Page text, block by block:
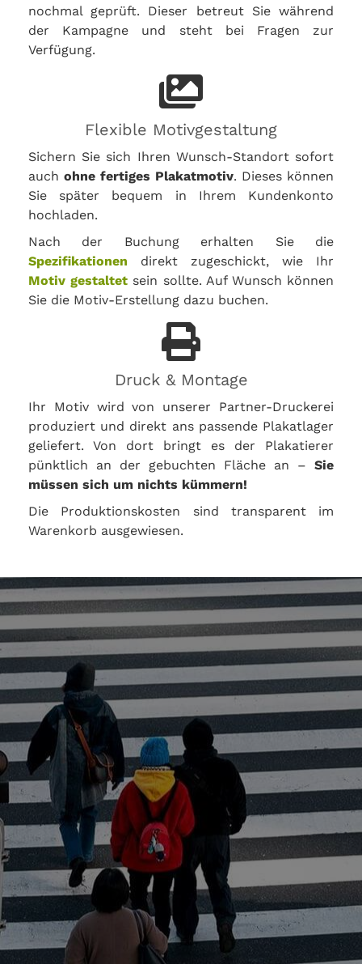
nochmal geprüft. Dieser betreut Sie während
der Kampagne und steht bei Fragen zur
Verfügung.
Flexible Motivgestaltung
Sichern Sie sich Ihren Wunsch-Standort sofort
auch ohne fertiges Plakatmotiv. Dieses können
Sie später bequem in Ihrem Kundenkonto
hochladen.
Nach der Buchung erhalten Sie die
Spezifikationen direkt zugeschickt, wie Ihr
Motiv gestaltet sein sollte. Auf Wunsch können
Sie die Motiv-Erstellung dazu buchen.
Druck & Montage
Ihr Motiv wird von unserer Partner-Druckerei
produziert und direkt ans passende Plakatlager
geliefert. Von dort bringt es der Plakatierer
pünktlich an der gebuchten Fläche an – Sie
müssen sich um nichts kümmern!
Die Produktionskosten sind transparent im
Warenkorb ausgewiesen.